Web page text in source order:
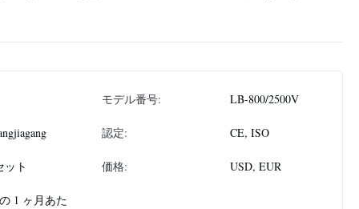
モデル番号: LB-800/2500V
認定: CE, ISO
ット 価格: USD, EUR
1 ヶ月あた